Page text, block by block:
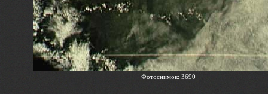
Фотоснимок: 3690